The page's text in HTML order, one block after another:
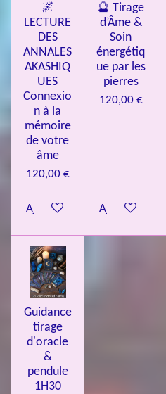
🌌
LECTURE
DES
ANNALES
AKASHIQ
UES
Connexio
n à la
mémoire
de votre
âme
120,00 €
Ajouter au panier
🔮 Tirage
d’Âme &
Soin
énergétiq
ue par les
pierres
120,00 €
Ajouter au
Guidance
tirage
d'oracle
&
pendule
1H30